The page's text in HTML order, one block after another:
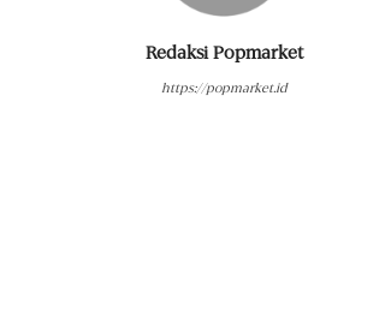
Redaksi Popmarket
https://popmarket.id